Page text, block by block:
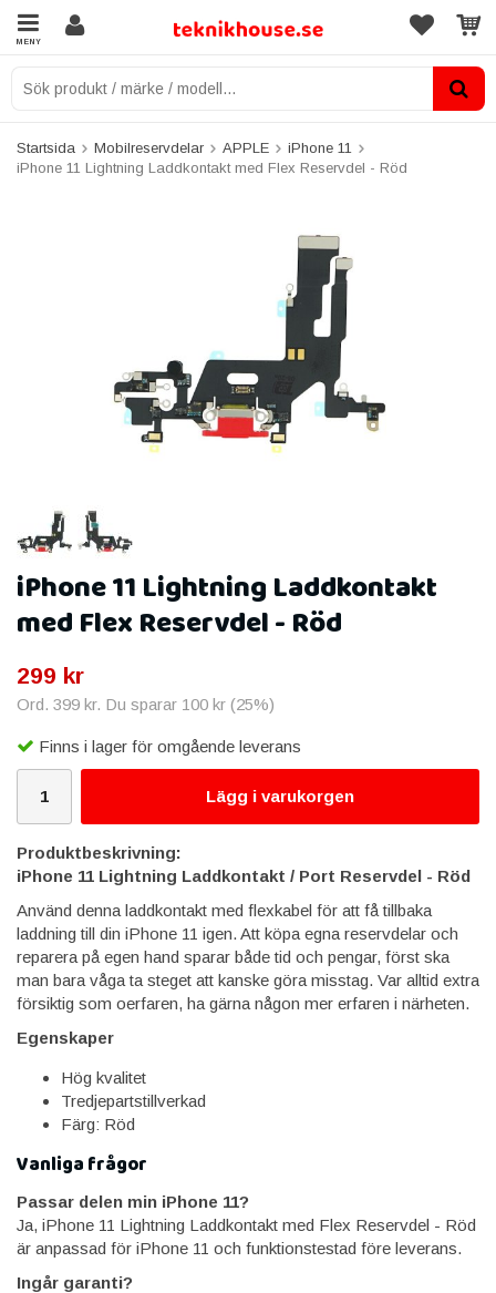
MENY
Startsida Mobilreservdelar APPLE
iPhone 11
iPhone 11 Lightning Laddkontakt med Flex Reservdel - Röd
iPhone 11 Lightning Laddkontakt
med Flex Reservdel - Röd
299 kr
Ord. 399 kr. Du sparar 100 kr (25%)
Finns i lager för omgående leverans
Lägg i varukorgen
Produktbeskrivning:
iPhone 11 Lightning Laddkontakt / Port Reservdel - Röd
Använd denna laddkontakt med flexkabel för att få tillbaka
laddning till din iPhone 11 igen. Att köpa egna reservdelar och
reparera på egen hand sparar både tid och pengar, först ska
man bara våga ta steget att kanske göra misstag. Var alltid extra
försiktig som oerfaren, ha gärna någon mer erfaren i närheten.
Egenskaper
Hög kvalitet
Tredjepartstillverkad
Färg: Röd
Vanliga frågor
Passar delen min iPhone 11?
Ja, iPhone 11 Lightning Laddkontakt med Flex Reservdel - Röd
är anpassad för iPhone 11 och funktionstestad före leverans.
Ingår garanti?